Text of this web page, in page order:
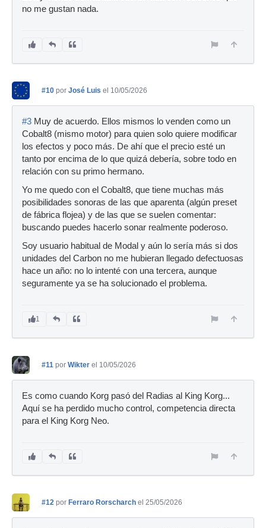
no me gustan nada.
#10 por José Luis el 10/05/2026
#3 Muy de acuerdo. Ellos mismos lo venden como un
Cobalt8 (mismo motor) para quien solo quiere modificar
los efectos y poco más. De ahí que el precio esté un
tanto por encima de lo que quizá debería, sobre todo en
relación con su primo hermano.
Yo me quedo con el Cobalt8, que tiene muchas más
posibilidades sonoras de las que aparenta (algún preset
de fábrica flojea) y de las que se suelen comentar:
buscando puedes hacerlo sonar realmente poderoso.
Soy usuario habitual de Modal y aún lo sería más si dos
unidades del Carbon no me hubieran llegado defectuosas
hace un año: no lo intenté con una tercera, aunque
seguramente ya se ha solucionado el problema.
1
#11 por Wikter el 10/05/2026
Es como cuando Korg pasó del Radias al King Korg...
Aquí se ha perdido mucho control, competencia directa
para el King Korg Neo.
#12 por Ferraro Rorscharch el 25/05/2026